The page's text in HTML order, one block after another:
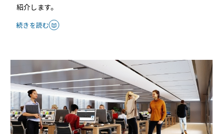
紹介します。
続きを読む
定期で開催しています。
5分でわかる！RemoteLOCKの特徴と機能について
常時公開中
3分でわかる！RemoteLOCK機種の選び方動画
はじめての方におすすめの記事